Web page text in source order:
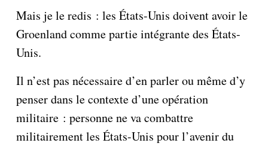
Mais je le redis : les États-Unis doivent avoir le
Groenland comme partie intégrante des États-
Unis.
Il n’est pas nécessaire d’en parler ou même d’y
penser dans le contexte d’une opération
militaire : personne ne va combattre
militairement les États-Unis pour l’avenir du